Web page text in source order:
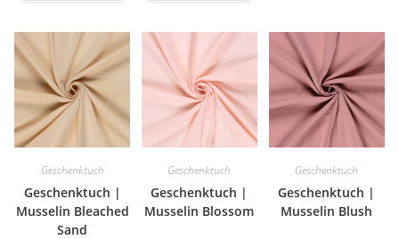
Geschenktuch
Geschenktuch |
Musselin Bleached
Sand
Geschenktuch
Geschenktuch |
Musselin Blossom
Geschenktuch
Geschenktuch |
Musselin Blush